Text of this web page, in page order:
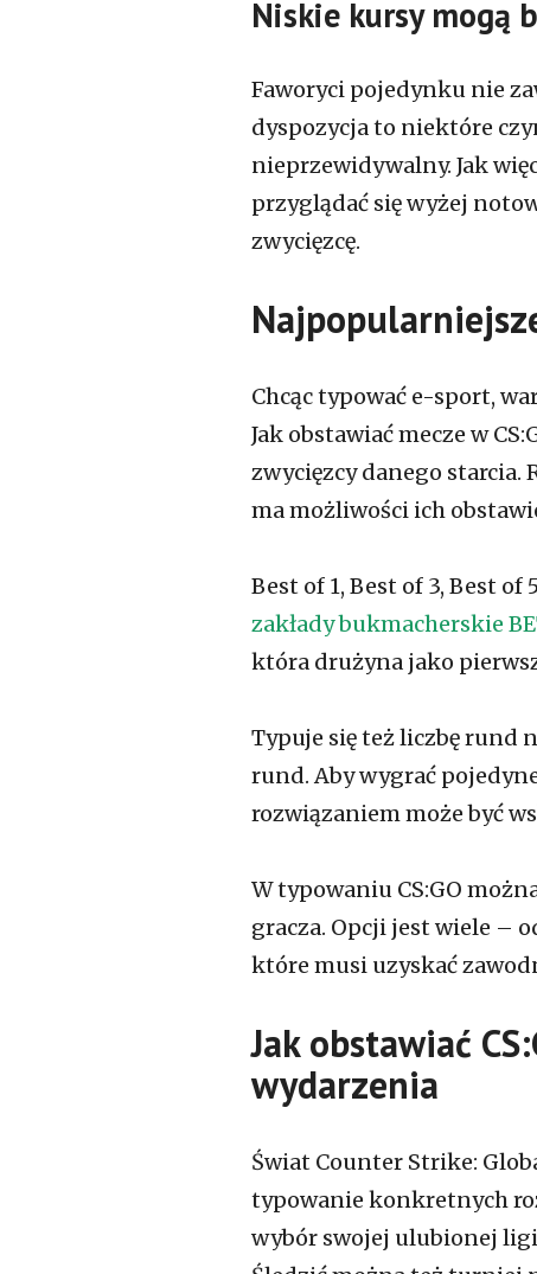
Niskie kursy mogą
Faworyci pojedynku nie
dyspozycja to niektóre
nieprzewidywalny. Jak
przyglądać się wyżej
zwycięzcę.
Chcąc typować e-sport,
Jak obstawiać mecze w
zwycięzcy danego starcia.
ma możliwości ich
Best of 1, Best of 3, Best
zakłady bukmacherskie
która drużyna jako
Typuje się też liczbę rund
rund. Aby wygrać
rozwiązaniem może być
W typowaniu CS:GO
gracza. Opcji jest wiele –
które musi uzyskać
Jak obstawiać
wydarzenia
Świat Counter Strike:
typowanie konkretnych
wybór swojej ulubionej ligi